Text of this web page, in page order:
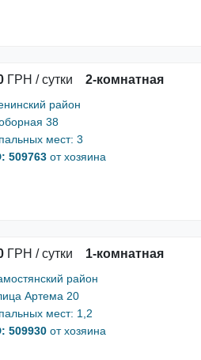
ГРН / сутки 2-комнатная
район
38
мест: 3
509763 от хозяина
ГРН / сутки 1-комнатная
район
Артема 20
мест: 1,2
509930 от хозяина